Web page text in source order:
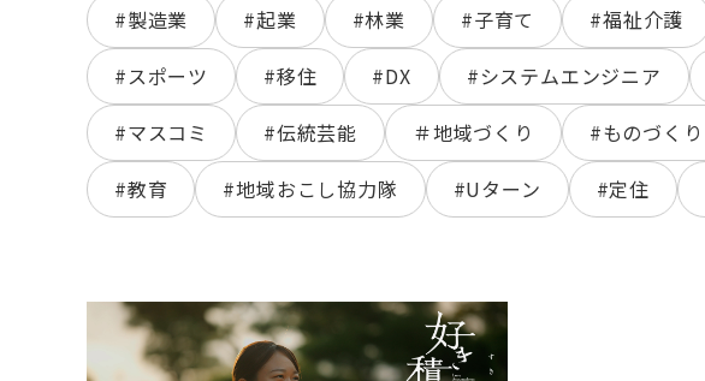
#製造業 #起業 #林業 #子育て #福祉介護
#スポーツ
#移住 #DX #システムエンジニア
#マスコミ
#伝統芸能 ＃地域づくり #ものづくり
#教育
#地域おこし協力隊 #Uターン #定住